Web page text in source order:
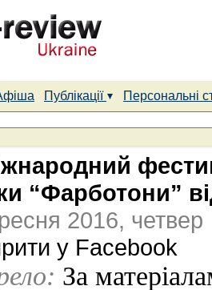
Публікації
Персональні
“Фарботони”
2016, четвер
у Facebook
За